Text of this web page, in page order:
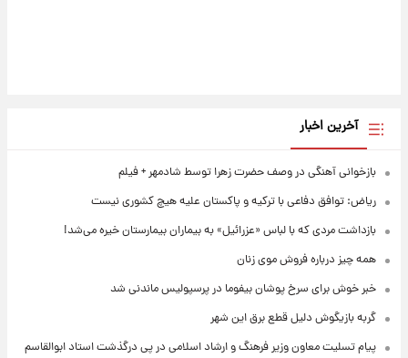
آخرین اخبار
بازخوانی آهنگی در وصف حضرت زهرا توسط شادمهر + فیلم
ریاض: توافق دفاعی با ترکیه و پاکستان علیه هیچ کشوری نیست
بازداشت مردی که با لباس «عزرائیل» به بیماران بیمارستان خیره می‌شد!
همه چیز درباره فروش موی زنان
خبر خوش برای سرخ پوشان بیفوما در پرسپولیس ماندنی شد
گربه بازیگوش دلیل قطع برق این شهر
پیام تسلیت معاون وزیر فرهنگ و ارشاد اسلامی در پی درگذشت استاد ابوالقاسم